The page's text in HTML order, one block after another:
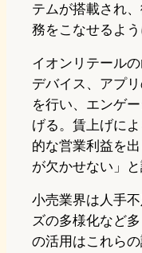
テムが搭載され
務をこなせるよう
イオンリテール
デバイス、アプ
を行い、エンゲ
げる。賃上げに
的な営業利益を
が欠かせない」と
小売業界は人手
ズの多様化など
の活用はこれら